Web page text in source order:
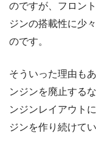
のですが、フロン
ジンの搭載性に少
のです。
そういった理由も
ンジンを廃止する
ンジンレイアウト
ジンを作り続けてい